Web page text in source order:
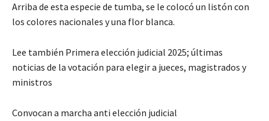
Arriba de esta especie de tumba, se le colocó un listón con
los colores nacionales y una flor blanca.
Lee también Primera elección judicial 2025; últimas
noticias de la votación para elegir a jueces, magistrados y
ministros
Convocan a marcha anti elección judicial